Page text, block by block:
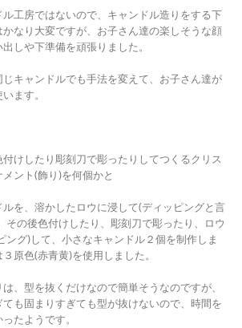
工房ではないので、キャンドル造りをする下
なり大変ですが、お子さん達の楽しそうな顔
しや下準備を頑張りました。
キャンドルでも手法を変えて、お子さん達が
ます。
けしたり彫刻刀で彫ったりしてつくるクリス
ント(飾り)を何個かと
を、溶かしたロウに浸して(ディッピングと言
その後色付けしたり、彫刻刀で彫ったり、ロウ
ング)して、小さなキャンドル２個を制作しま
原色(赤青黄)を使用しました。
、型を抜くだけなので簡単そうなのですが、
も固まりすぎても型が抜けないので、時間を
たようです。